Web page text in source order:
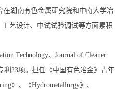
在湖南有色金属研究院和中南大学冶
艺设计、中试试验调试等方面累积
Technology、Journal of Cleaner
23项。 担任《中国有色冶金》青年
》、《Hydrometallurgy》、